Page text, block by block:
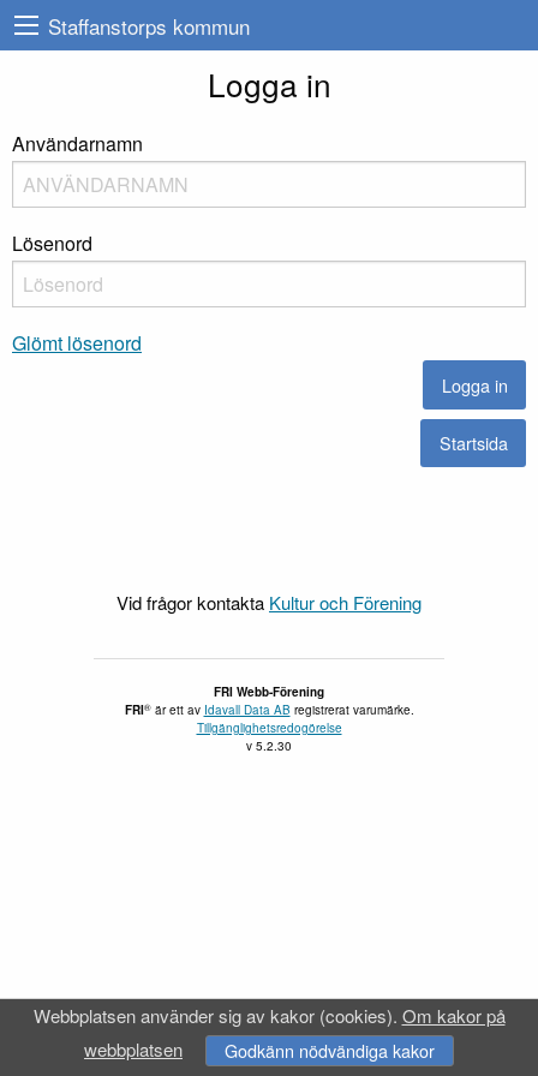
Staffanstorps kommun
Logga in
Användarnamn
Lösenord
Glömt lösenord
Vid frågor kontakta Kultur och Förening
FRI Webb-Förening
FRI®är ett av Idavall Data AB registrerat varumärke.
Tillgänglighetsredogörelse
v 5.2.30
Webbplatsen använder sig av kakor (cookies). Om kakor på
webbplatsen
Godkänn nödvändiga kakor